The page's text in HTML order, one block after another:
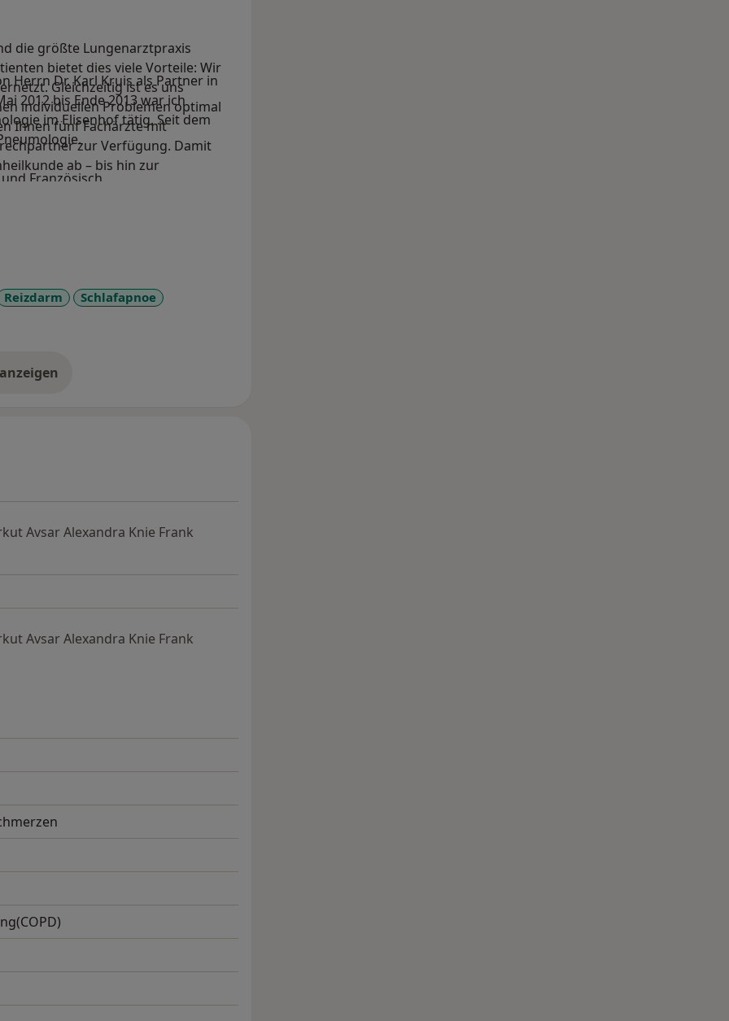
die größte Lungenarztpraxis
bietet dies viele Vorteile: Wir
Gleichzeitig ist es uns
individuellen Problemen optimal
Ihnen fünf Fachärzte mit
zur Verfügung. Damit
ab – bis hin zur
Herrn Dr. Karl Kruis als Partner in
2012 bis Ende 2013 war ich
im Elisenhof tätig. Seit dem
Französisch.
Reizdarm
Schlafapnoe
Erfahrungen
Avsar Alexandra Knie Frank
Avsar Alexandra Knie Frank